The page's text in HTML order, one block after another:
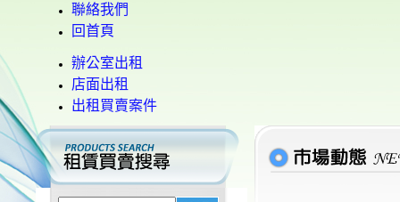
聯絡我們
回首頁
辦公室出租
店面出租
出租買賣案件